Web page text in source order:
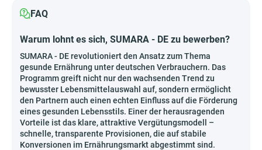
FAQ
Warum lohnt es sich, SUMARA - DE zu bewerben?
SUMARA - DE revolutioniert den Ansatz zum Thema
gesunde Ernährung unter deutschen Verbrauchern. Das
Programm greift nicht nur den wachsenden Trend zu
bewusster Lebensmittelauswahl auf, sondern ermöglicht
den Partnern auch einen echten Einfluss auf die Förderung
eines gesunden Lebensstils. Einer der herausragenden
Vorteile ist das klare, attraktive Vergütungsmodell –
schnelle, transparente Provisionen, die auf stabile
Konversionen im Ernährungsmarkt abgestimmt sind.